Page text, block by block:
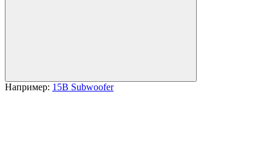
Например: 15B Subwoofer